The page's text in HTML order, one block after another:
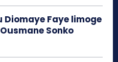
Diomaye Faye limoge
Sonko